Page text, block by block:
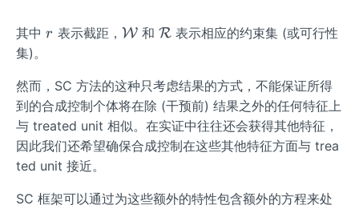
其中 r
r 表示截距， \ma
{W}
W 和\m
{R}
R 表示相应的约束集 (或可行性
集)。
然而，SC 方法的这种只考虑结果的方式，不能保证所得
到的合成控制个体将在除 (干预前) 结果之外的任何特征上
与 treated unit 相似。在实证中往往还会获得其他特征，
因此我们还希望确保合成控制在这些其他特征方面与 trea
ted unit 接近。
SC 框架可以通过为这些额外的特性包含额外的方程来处